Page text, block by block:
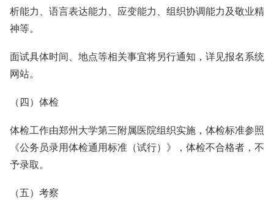
析能力、语言表达能力、应变能力、组织协调能力及敬业精
神等。
面试具体时间、地点等相关事宜将另行通知，详见报名系统
网站。
（四）体检
体检工作由郑州大学第三附属医院组织实施，体检标准参照
《公务员录用体检通用标准（试行）》，体检不合格者，不
予录取。
（五）考察